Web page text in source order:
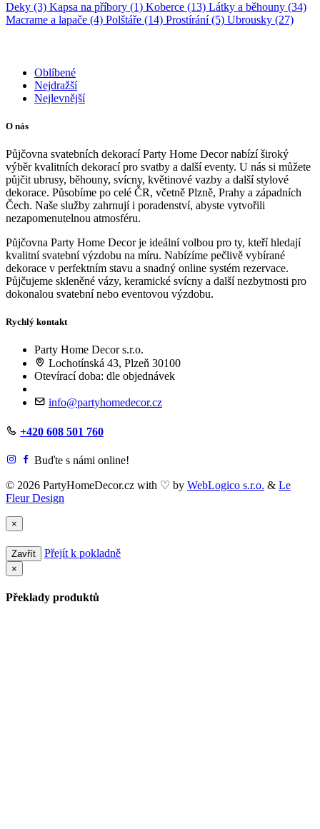
Deky (3) Kapsa na příbory (1) Koberce (13) Látky a běhouny (34)
Macrame a lapače (4) Polštáře (14) Prostírání (5) Ubrousky (27)
Oblíbené
Nejdražší
Nejlevnější
O nás
Půjčovna svatebních dekorací Party Home Decor nabízí široký
výběr kvalitních dekorací pro svatby a další eventy. U nás si můžete
půjčit ubrusy, běhouny, svícny, květinové vazby a další stylové
dekorace. Působíme po celé ČR, včetně Plzně, Prahy a západních
Čech. Naše služby zahrnují i poradenství, abyste vytvořili
nezapomenutelnou atmosféru.
Půjčovna Party Home Decor je ideální volbou pro ty, kteří hledají
kvalitní svatební výzdobu na míru. Nabízíme pečlivě vybírané
dekorace v perfektním stavu a snadný online systém rezervace.
Půjčujeme skleněné vázy, keramické svícny a další nezbytnosti pro
dokonalou svatební nebo eventovou výzdobu.
Rychlý kontakt
Party Home Decor s.r.o.
Lochotínská 43, Plzeň 30100
Otevírací doba: dle objednávek
info@partyhomedecor.cz
+420 608 501 760
Buďte s námi online!
© 2026 PartyHomeDecor.cz with ♡ by WebLogico s.r.o. & Le
Fleur Design
×
Zavřít Přejít k pokladně
×
Překlady produktů